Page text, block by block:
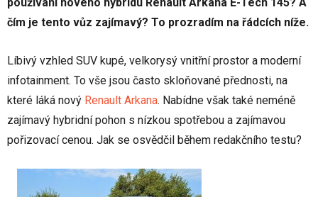
používání nového hybridu Renault Arkana E-Tech 145? A
čím je tento vůz zajímavý? To prozradím na řádcích níže.
Líbivý vzhled SUV kupé, velkorysý vnitřní prostor a moderní
infotainment. To vše jsou často skloňované přednosti, na
které láká nový Renault Arkana. Nabídne však také neméně
zajímavý hybridní pohon s nízkou spotřebou a zajímavou
pořizovací cenou. Jak se osvědčil během redakčního testu?